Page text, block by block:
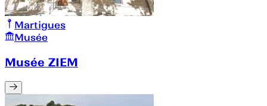
Martigues
Musée
Musée ZIEM